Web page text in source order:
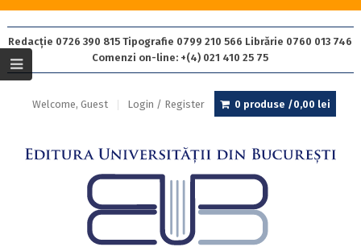
Redacție 0726 390 815 Tipografie 0799 210 566 Librărie 0760 013 746
Comenzi on-line: +(4) 021 410 25 75
Welcome, Guest Login / Register 0 produse /0,00 lei